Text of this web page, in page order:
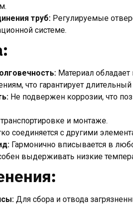
труб: Регулируемые
системе.
Материал
что гарантирует
Не подвержен коррозии, что
и монтаже.
соединяется с другими
Гармонично вписывается в
выдерживать низкие
Для сбора и отвода